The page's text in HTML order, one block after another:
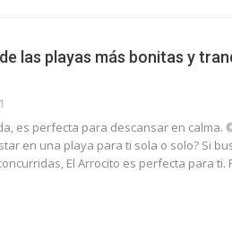
las playas más bonitas y
es perfecta para descansar en calma.
en una playa para ti sola o solo? Si
El Arrocito es perfecta para ti.